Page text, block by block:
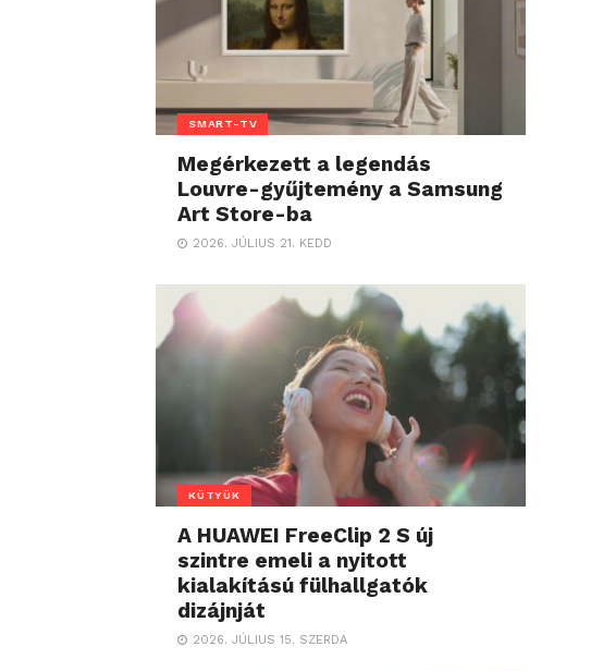
SMART-TV
Megérkezett a legendás
Louvre-gyűjtemény a Samsung
Art Store-ba
2026. JÚLIUS 21. KEDD
KÜTYÜK
A HUAWEI FreeClip 2 S új
szintre emeli a nyitott
kialakítású fülhallgatók
dizájnját
2026. JÚLIUS 15. SZERDA